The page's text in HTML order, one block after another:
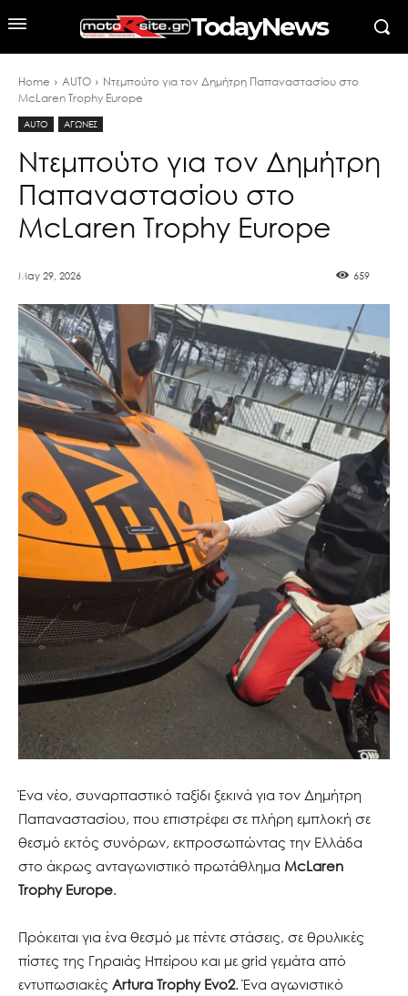
TodayNews
Home AUTO
Ντεμπούτο για τον Δημήτρη Παπαναστασίου στο
McLaren Trophy Europe
AUTO ΑΓΩΝΕΣ
Ντεμπούτο για τον Δημήτρη
Παπαναστασίου στο
McLaren Trophy Europe
May 29, 2026 659
Ένα νέο, συναρπαστικό ταξίδι ξεκινά για τον Δημήτρη
Παπαναστασίου, που επιστρέφει σε πλήρη εμπλοκή σε
θεσμό εκτός συνόρων, εκπροσωπώντας την Ελλάδα
στο άκρως ανταγωνιστικό πρωτάθλημα McLaren
Trophy Europe.
Πρόκειται για ένα θεσμό με πέντε στάσεις, σε θρυλικές
πίστες της Γηραιάς Ηπείρου και με grid γεμάτα από
εντυπωσιακές Artura Trophy Evo2. Ένα αγωνιστικό